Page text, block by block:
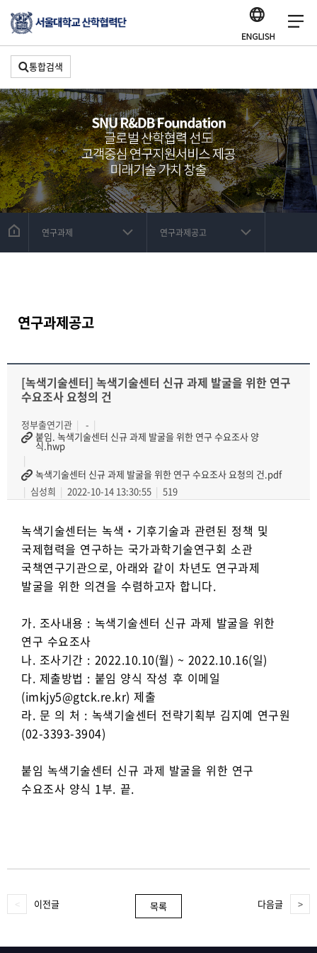
통합검색
연구과제 연구과제공고
연구과제공고
[녹색기술센터] 녹색기술센터 신규 과제 발굴을 위한 연구
수요조사 요청의 건
정부출연기관
-
붙임. 녹색기술센터 신규 과제 발굴을 위한 연구 수요조사 양
식.hwp
녹색기술센터 신규 과제 발굴을 위한 연구 수요조사 요청의 건.pdf
심성희
2022-10-14 13:30:55 519
녹색기술센터는 녹색‧기후기술과 관련된 정책 및
국제협력을 연구하는 국가과학기술연구회 소관
국책연구기관으로, 아래와 같이 차년도 연구과제
발굴을 위한 의견을 수렴하고자 합니다.
가. 조사내용 : 녹색기술센터 신규 과제 발굴을 위한
연구 수요조사
나. 조사기간 : 2022.10.10(월) ~ 2022.10.16(일)
다. 제출방법 : 붙임 양식 작성 후 이메일
(imkjy5@gtck.re.kr) 제출
라. 문 의 처 : 녹색기술센터 전략기획부 김지예 연구원
(02-3393-3904)
붙임 녹색기술센터 신규 과제 발굴을 위한 연구
수요조사 양식 1부. 끝.
이전글 목록 다음글